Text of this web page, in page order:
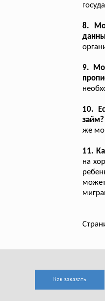
8.
9.
10.
займ?
же
11.
на
Как заказать